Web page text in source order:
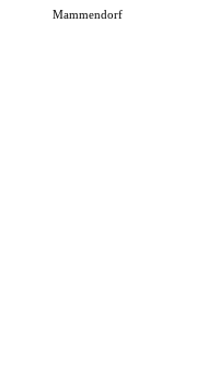
Mammendorf